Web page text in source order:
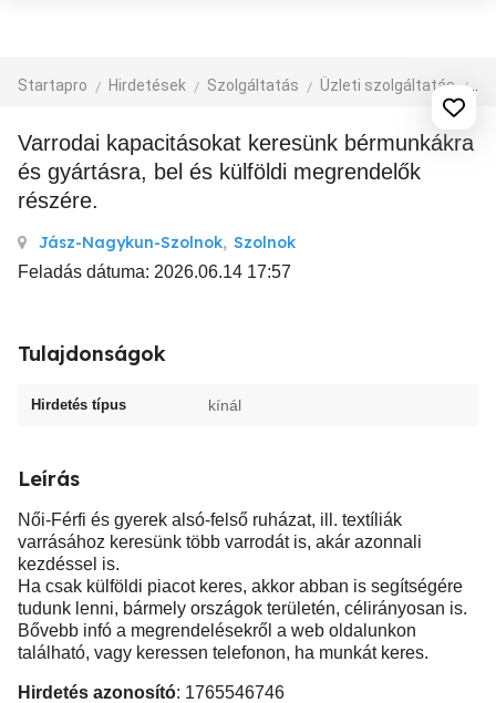
Startapro Hirdetések Szolgáltatás Üzleti szolgáltatás
Varrodai kapacitásokat keresünk bérmunkákra
és gyártásra, bel és külföldi megrendelők
részére.
Jász-Nagykun-Szolnok, Szolnok
Feladás dátuma: 2026.06.14 17:57
Tulajdonságok
Hirdetés típus kínál
Leírás
Női-Férfi és gyerek alsó-felső ruházat, ill. textíliák
varrásához keresünk több varrodát is, akár azonnali
kezdéssel is.
Ha csak külföldi piacot keres, akkor abban is segítségére
tudunk lenni, bármely országok területén, célirányosan is.
Bővebb infó a megrendelésekről a web oldalunkon
található, vagy keressen telefonon, ha munkát keres.
Hirdetés azonosító: 1765546746